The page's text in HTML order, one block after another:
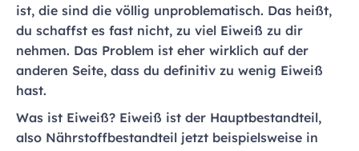
ist, die sind die völlig unproblematisch. Das heißt,
du schaffst es fast nicht, zu viel Eiweiß zu dir
nehmen. Das Problem ist eher wirklich auf der
anderen Seite, dass du definitiv zu wenig Eiweiß
hast.
Was ist Eiweiß? Eiweiß ist der Hauptbestandteil,
also Nährstoffbestandteil jetzt beispielsweise in